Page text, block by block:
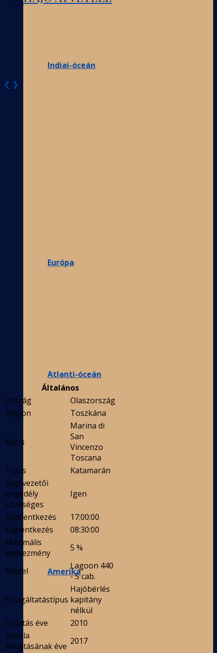
Indiai-óceán
Európa
Atlanti-óceán
Amerika
❮ ❯
Általános
Ország
Olaszország
Region
Toszkána
Bázis
Marina di
San
Vincenzo
Toscana
Típus
Katamarán
Hajóvezetői
engedély
szükséges
Igen
Bejelentkezés
17:00:00
Kijelentkezés
08:30:00
Maximális
kedvezmény
5 %
Model
Lagoon 440
- 5 cab.
Szolgáltatástípus
Hajóbérlés
kapitány
nélkül
Gyártás éve
2010
Vitorla
felújításának éve 2017